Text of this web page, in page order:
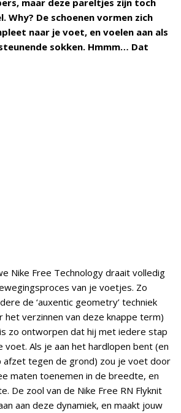
maar deze pareltjes zijn toch
Why? De schoenen vormen zich
naar je voet, en voelen aan als
sokken. Hmmm… Dat
Nike Free Technology draait volledig
van je voetjes. Zo
de ‘auxentic geometry’ techniek
het verzinnen van deze knappe term)
zo ontworpen dat hij met iedere stap
Als je aan het hardlopen bent (en
afzet tegen de grond) zou je voet door
maten toenemen in de breedte, en
De zool van de Nike Free RN Flyknit
aan deze dynamiek, en maakt jouw